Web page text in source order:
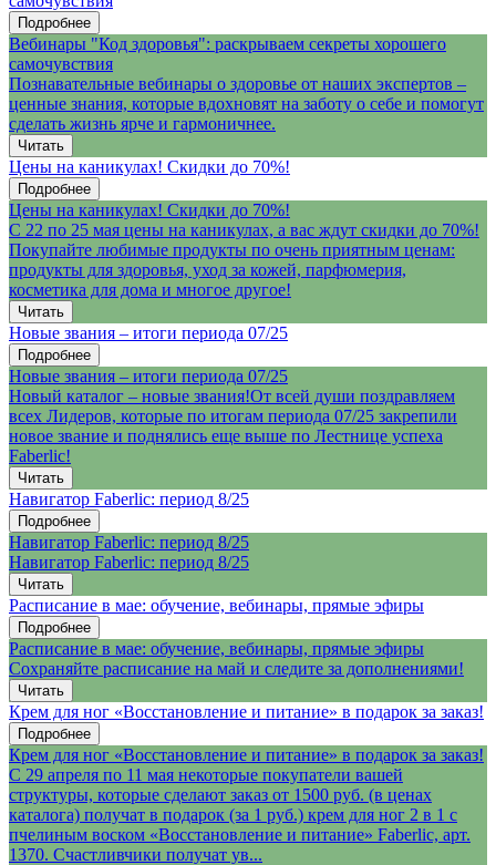
Подробнее
Вебинары "Код здоровья": раскрываем секреты хорошего
самочувствия
Познавательные вебинары о здоровье от наших экспертов –
ценные знания, которые вдохновят на заботу о себе и помогут
сделать жизнь ярче и гармоничнее.
Читать
Цены на каникулах! Скидки до 70%!
Подробнее
Цены на каникулах! Скидки до 70%!
С 22 по 25 мая цены на каникулах, а вас ждут скидки до 70%!
Покупайте любимые продукты по очень приятным ценам:
продукты для здоровья, уход за кожей, парфюмерия,
косметика для дома и многое другое!
Читать
Новые звания – итоги периода 07/25
Подробнее
Новые звания – итоги периода 07/25
Новый каталог – новые звания!От всей души поздравляем
всех Лидеров, которые по итогам периода 07/25 закрепили
новое звание и поднялись еще выше по Лестнице успеха
Faberlic!
Читать
Навигатор Faberlic: период 8/25
Подробнее
Навигатор Faberlic: период 8/25
Навигатор Faberlic: период 8/25
Читать
Расписание в мае: обучение, вебинары, прямые эфиры
Подробнее
Расписание в мае: обучение, вебинары, прямые эфиры
Сохраняйте расписание на май и следите за дополнениями!
Читать
Крем для ног «Восстановление и питание» в подарок за заказ!
Подробнее
Крем для ног «Восстановление и питание» в подарок за заказ!
С 29 апреля по 11 мая некоторые покупатели вашей
структуры, которые сделают заказ от 1500 руб. (в ценах
каталога) получат в подарок (за 1 руб.) крем для ног 2 в 1 с
пчелиным воском «Восстановление и питание» Faberlic, арт.
1370. Счастливчики получат ув...